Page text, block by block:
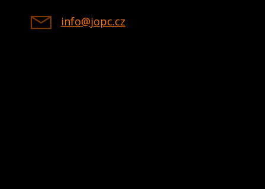
info@jopc.cz